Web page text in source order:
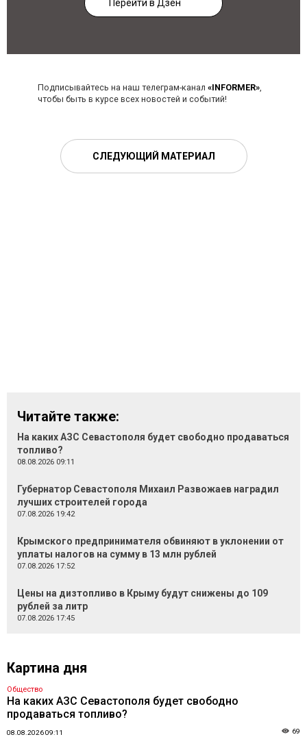
Перейти в Дзен
Подписывайтесь на наш телеграм-канал «INFORMER»,
чтобы быть в курсе всех новостей и событий!
СЛЕДУЮЩИЙ МАТЕРИАЛ
Читайте также:
На каких АЗС Севастополя будет свободно продаваться
топливо?
08.08.2026 09:11
Губернатор Севастополя Михаил Развожаев наградил
лучших строителей города
07.08.2026 19:42
Крымского предпринимателя обвиняют в уклонении от
уплаты налогов на сумму в 13 млн рублей
07.08.2026 17:52
Цены на дизтопливо в Крыму будут снижены до 109
рублей за литр
07.08.2026 17:45
Картина дня
Общество
На каких АЗС Севастополя будет свободно
продаваться топливо?
08.08.2026 09:11 69